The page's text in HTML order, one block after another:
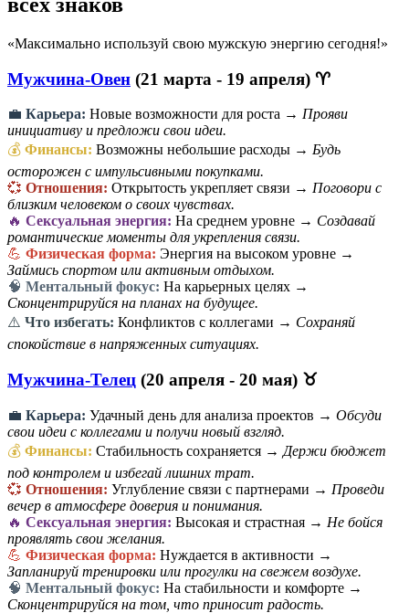
«Максимально используй свою мужскую энергию сегодня!»
Мужчина-Овен (21 марта - 19 апреля) ♈
💼 Карьера: Новые возможности для роста → Прояви
инициативу и предложи свои идеи.
💰 Финансы: Возможны небольшие расходы → Будь
осторожен с импульсивными покупками.
💞 Отношения: Открытость укрепляет связи → Поговори с
близким человеком о своих чувствах.
🔥 Сексуальная энергия: На среднем уровне → Создавай
романтические моменты для укрепления связи.
💪 Физическая форма: Энергия на высоком уровне →
Займись спортом или активным отдыхом.
🧠 Ментальный фокус: На карьерных целях →
Сконцентрируйся на планах на будущее.
⚠️ Что избегать: Конфликтов с коллегами → Сохраняй
спокойствие в напряженных ситуациях.
Мужчина-Телец (20 апреля - 20 мая) ♉
💼 Карьера: Удачный день для анализа проектов → Обсуди
свои идеи с коллегами и получи новый взгляд.
💰 Финансы: Стабильность сохраняется → Держи бюджет
под контролем и избегай лишних трат.
💞 Отношения: Углубление связи с партнерами → Проведи
вечер в атмосфере доверия и понимания.
🔥 Сексуальная энергия: Высокая и страстная → Не бойся
проявлять свои желания.
💪 Физическая форма: Нуждается в активности →
Запланируй тренировки или прогулки на свежем воздухе.
🧠 Ментальный фокус: На стабильности и комфорте →
Сконцентрируйся на том, что приносит радость.